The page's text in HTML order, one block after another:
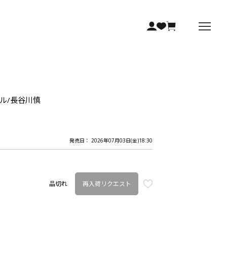
/長谷川慎
発売日： 2026年07月03日(金)18:30
品切れ 再入荷リクエスト